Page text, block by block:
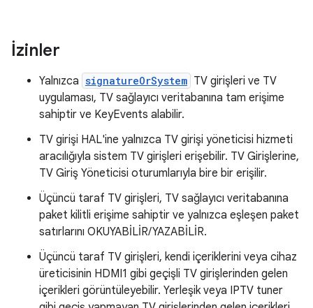
İzinler
Yalnızca signatureOrSystem TV girişleri ve TV
uygulaması, TV sağlayıcı veritabanına tam erişime
sahiptir ve KeyEvents alabilir.
TV girişi HAL'ine yalnızca TV girişi yöneticisi hizmeti
aracılığıyla sistem TV girişleri erişebilir. TV Girişlerine,
TV Giriş Yöneticisi oturumlarıyla bire bir erişilir.
Üçüncü taraf TV girişleri, TV sağlayıcı veritabanına
paket kilitli erişime sahiptir ve yalnızca eşleşen paket
satırlarını OKUYABİLİR/YAZABİLİR.
Üçüncü taraf TV girişleri, kendi içeriklerini veya cihaz
üreticisinin HDMI1 gibi geçişli TV girişlerinden gelen
içerikleri görüntüleyebilir. Yerleşik veya IPTV tuner